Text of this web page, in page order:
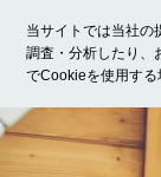
当サイトでは当社の
調査・分析したり、
でCookieを使用する
ホーム モデル